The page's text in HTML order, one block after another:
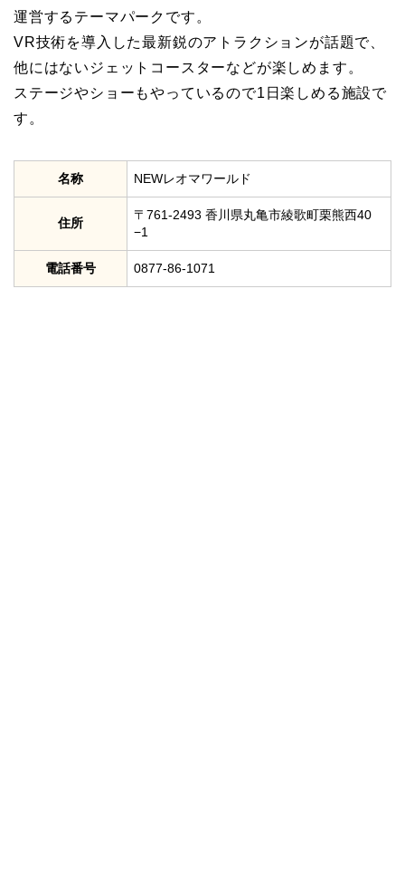
運営するテーマパークです。
VR技術を導入した最新鋭のアトラクションが話題で、
他にはないジェットコースターなどが楽しめます。
ステージやショーもやっているので1日楽しめる施設で
す。
名称 NEWレオマワールド
住所
〒761-2493 香川県丸亀市綾歌町栗熊西40
−1
電話番号 0877-86-1071